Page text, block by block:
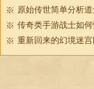
原始传世简单分析
传奇类手游战士如
重新回来的幻境迷